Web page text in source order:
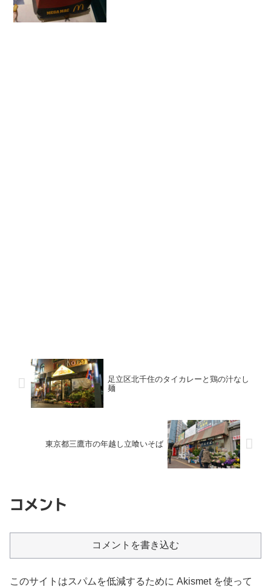
足立区北千住のタイカレーと鶏の汁なし
麺
東京都三鷹市の年越し立喰いそば
コメント
コメントを書き込む
このサイトはスパムを低減するために Akismet を使って